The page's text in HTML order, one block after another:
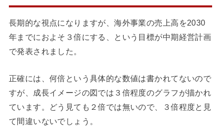
長期的な視点になりますが、海外事業の売上高を2030
年までにおよそ３倍にする、という目標が中期経営計画
で発表されました。
正確には、何倍という具体的な数値は書かれてないので
すが、成長イメージの図では３倍程度のグラフが描かれ
ています。どう見ても２倍では無いので、３倍程度と見
て間違いないでしょう。